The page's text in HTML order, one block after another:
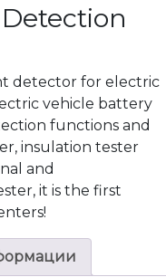
detector for electric
vehicle battery
functions and
insulation tester
and
it is the first